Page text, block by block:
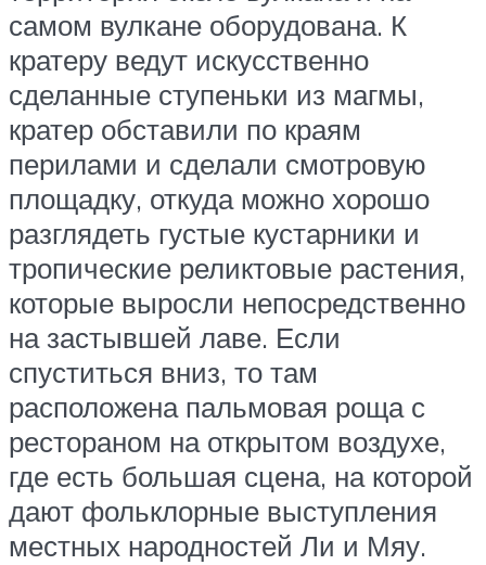
самом вулкане оборудована. К
кратеру ведут искусственно
сделанные ступеньки из магмы,
кратер обставили по краям
перилами и сделали смотровую
площадку, откуда можно хорошо
разглядеть густые кустарники и
тропические реликтовые растения,
которые выросли непосредственно
на застывшей лаве. Если
спуститься вниз, то там
расположена пальмовая роща с
рестораном на открытом воздухе,
где есть большая сцена, на которой
дают фольклорные выступления
местных народностей Ли и Мяу.